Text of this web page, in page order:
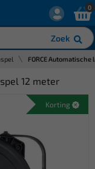
Zoek
0
FORCE
12 meter
Korting